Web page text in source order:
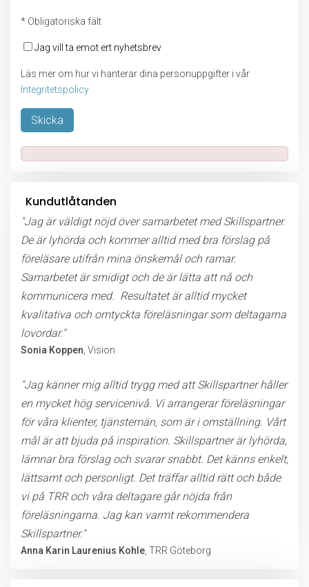
* Obligatoriska fält
Jag vill ta emot ert nyhetsbrev
Läs mer om hur vi hanterar dina personuppgifter i vår
Integritetspolicy
Lämna detta fält tomt.
Kundutlåtanden
"Jag är väldigt nöjd över samarbetet med Skillspartner.
De är lyhörda och kommer alltid med bra förslag på
föreläsare utifrån mina önskemål och ramar.
Samarbetet är smidigt och de är lätta att nå och
kommunicera med. Resultatet är alltid mycket
kvalitativa och omtyckta föreläsningar som deltagarna
lovordar."
Sonia Koppen , Vision
"Jag känner mig alltid trygg med att Skillspartner håller
en mycket hög servicenivå. Vi arrangerar föreläsningar
för våra klienter, tjänstemän, som är i omställning. Vårt
mål är att bjuda på inspiration. Skillspartner är lyhörda,
lämnar bra förslag och svarar snabbt. Det känns enkelt,
lättsamt och personligt. Det träffar alltid rätt och både
vi på TRR och våra deltagare går nöjda från
föreläsningarna. Jag kan varmt rekommendera
Skillspartner."
Anna Karin Laurenius Kohle , TRR Göteborg